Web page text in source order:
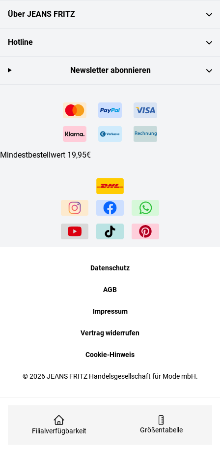
Filialverfügbarkeit Größentabelle
Über JEANS FRITZ
Hotline
Rechnung
Mindestbestellwert 19,95€
Newsletter abonnieren
© 2026 JEANS FRITZ Handelsgesellschaft für Mode mbH.
Datenschutz
AGB
Impressum
Vertrag widerrufen
Cookie-Hinweis